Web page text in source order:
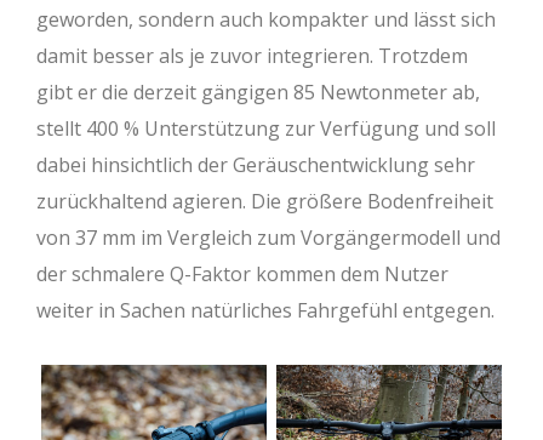
geworden, sondern auch kompakter und lässt sich
damit besser als je zuvor integrieren. Trotzdem
gibt er die derzeit gängigen 85 Newtonmeter ab,
stellt 400 % Unterstützung zur Verfügung und soll
dabei hinsichtlich der Geräuschentwicklung sehr
zurückhaltend agieren. Die größere Bodenfreiheit
von 37 mm im Vergleich zum Vorgängermodell und
der schmalere Q-Faktor kommen dem Nutzer
weiter in Sachen natürliches Fahrgefühl entgegen.